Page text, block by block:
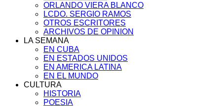
ORLANDO VIERA BLANCO
LCDO. SERGIO RAMOS
OTROS ESCRITORES
ARCHIVOS DE OPINION
LA SEMANA
EN CUBA
EN ESTADOS UNIDOS
EN AMERICA LATINA
EN EL MUNDO
CULTURA
HISTORIA
POESIA